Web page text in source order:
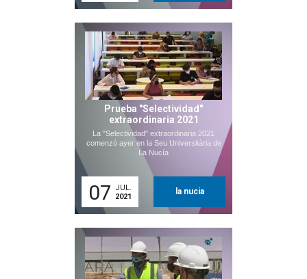
Prueba "Selectividad"
extraordinaria 2021
La "Selectividad" extraordinaria 2021
comenzó ayer en la Seu Universitària de
La Nucía
07
JUL.
2021
la nucia